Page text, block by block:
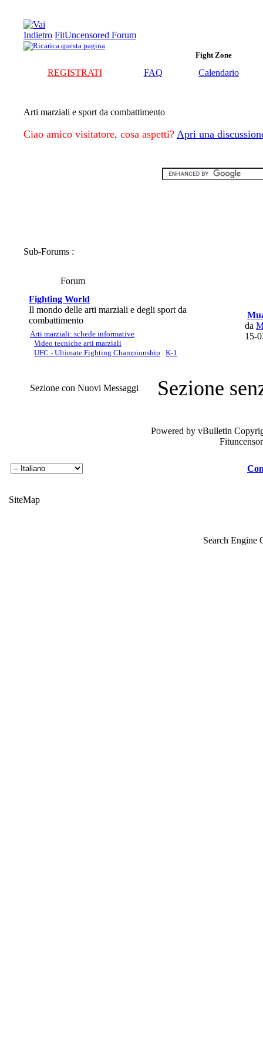
FitUncensored Forum
Fight Zone
REGISTRATI FAQ Calendario
Arti marziali e sport da combattimento
Ciao amico visitatore, cosa aspetti? Apri una
Sub-Forums :
Forum
Fighting World
Il mondo delle arti marziali e degli sport da
combattimento
Arti marziali: schede informative
Video tecniche arti marziali
UFC - Ultimate Fighting Championship
K-1
da
15-
Sezione con Nuovi Messaggi Sezione
Powered by vBulletin
SiteMap
Search Engine